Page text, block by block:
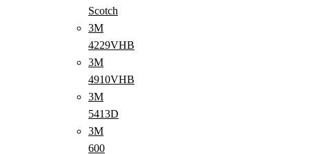
Scotch
3M
4229VHB
3M
4910VHB
3M
5413D
3M
600